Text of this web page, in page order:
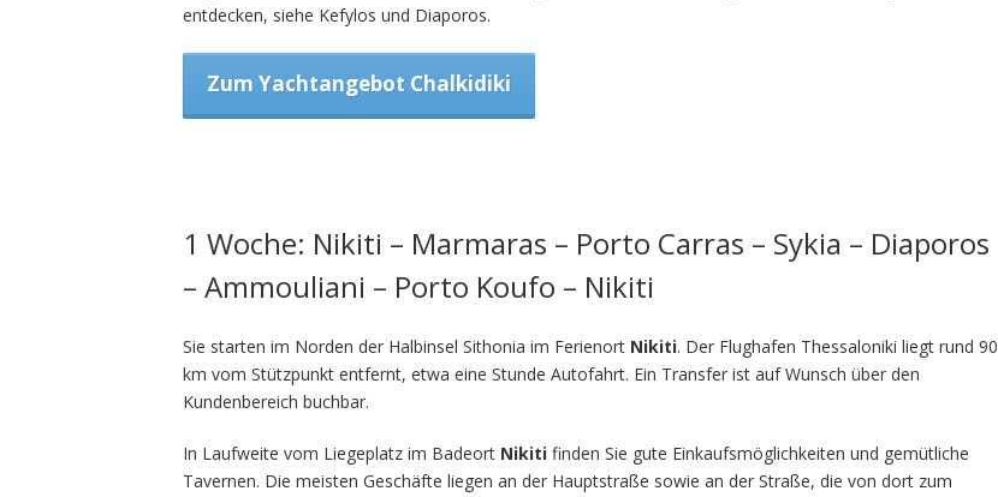
entdecken, siehe Kefylos und Diaporos.
Zum Yachtangebot Chalkidiki
1 Woche: Nikiti – Marmaras – Porto Carras – Sykia – Diaporos
– Ammouliani – Porto Koufo – Nikiti
Sie starten im Norden der Halbinsel Sithonia im Ferienort Nikiti. Der Flughafen Thessaloniki liegt rund 90
km vom Stützpunkt entfernt, etwa eine Stunde Autofahrt. Ein Transfer ist auf Wunsch über den
Kundenbereich buchbar.
In Laufweite vom Liegeplatz im Badeort Nikiti finden Sie gute Einkaufsmöglichkeiten und gemütliche
Tavernen. Die meisten Geschäfte liegen an der Hauptstraße sowie an der Straße, die von dort zum